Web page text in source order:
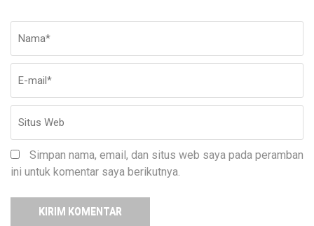
Simpan nama, email, dan situs web saya pada peramban
ini untuk komentar saya berikutnya.